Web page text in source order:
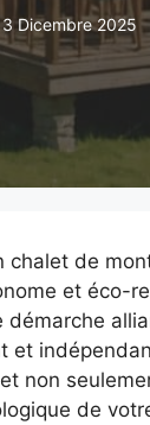
3 Dicembre 2025
chalet de
et éco-
démarche
et
non
de